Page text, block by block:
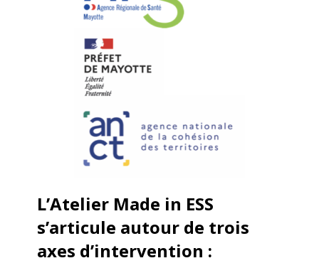
L’Atelier Made in ESS
s’articule autour de trois
axes d’intervention :